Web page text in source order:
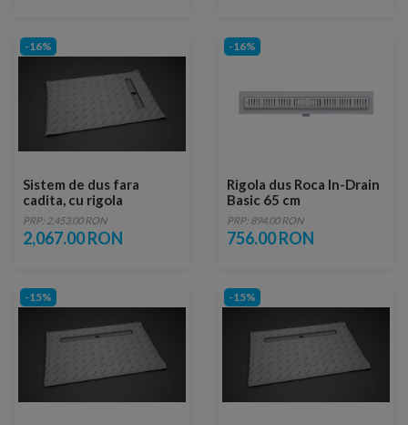
-16%
Sistem de dus fara
cadita, cu rigola
Radaway RadaDrain pe
marginea scurta 100 x
90 cm
PRP: 2,453.00 RON
2,067.00 RON
-16%
Rigola dus Roca In-Drain
Basic 65 cm
PRP: 894.00 RON
756.00 RON
-15% -15%